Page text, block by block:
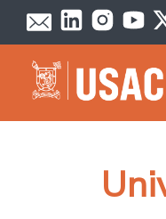
Pasar al contenido